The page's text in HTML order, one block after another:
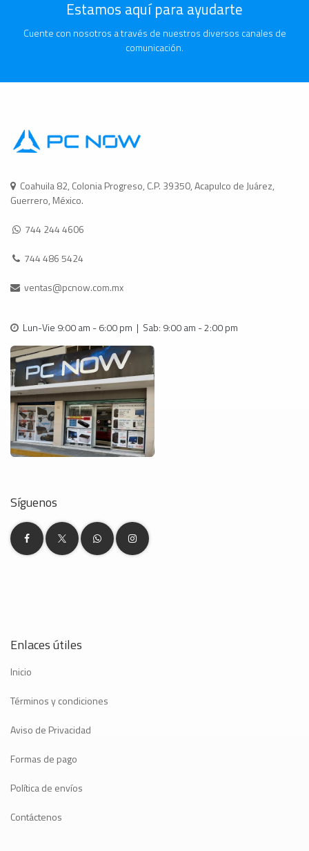
Estamos aquí para ayudarte
Cuente con nosotros a través de nuestros diversos canales de
comunicación.
Coahuila 82, Colonia Progreso, C.P. 39350, Acapulco de Juárez,
Guerrero, México.
744 244 4606
744 486 5424
ventas@pcnow.com.mx
Lun-Vie 9:00 am - 6:00 pm | Sab: 9:00 am - 2:00 pm
Síguenos
Enlaces útiles
Inicio
Términos y condiciones
Aviso de Privacidad
Formas de pago
Política de envíos
Contáctenos